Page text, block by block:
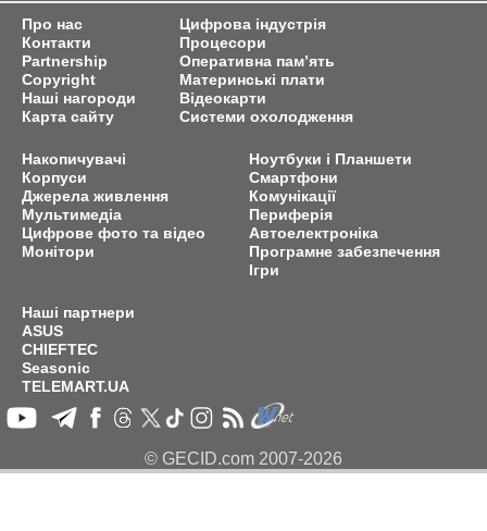
Про нас
Контакти
Partnership
Copyright
Наші нагороди
Карта сайту
Цифрова індустрія
Процесори
Оперативна пам’ять
Материнські плати
Відеокарти
Системи охолодження
Накопичувачі
Корпуси
Джерела живлення
Мультимедіа
Цифрове фото та відео
Монітори
Ноутбуки і Планшети
Смартфони
Комунікації
Периферія
Автоелектроніка
Програмне забезпечення
Ігри
Наші партнери
ASUS
CHIEFTEC
Seasonic
TELEMART.UA
© GECID.com 2007-2026